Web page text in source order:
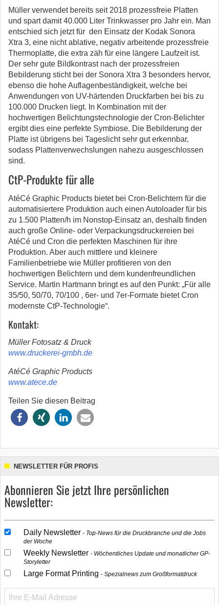
Müller verwendet bereits seit 2018 prozessfreie Platten
und spart damit 40.000 Liter Trinkwasser pro Jahr ein. Man
entschied sich jetzt für den Einsatz der Kodak Sonora
Xtra 3, eine nicht ablative, negativ arbeitende prozessfreie
Thermoplatte, die extra zäh für eine längere Laufzeit ist.
Der sehr gute Bildkontrast nach der prozessfreien
Bebilderung sticht bei der Sonora Xtra 3 besonders hervor,
ebenso die hohe Auflagenbeständigkeit, welche bei
Anwendungen von UV-härtenden Druckfarben bei bis zu
100.000 Drucken liegt. In Kombination mit der
hochwertigen Belichtungstechnologie der Cron-Belichter
ergibt dies eine perfekte Symbiose. Die Bebilderung der
Platte ist übrigens bei Tageslicht sehr gut erkennbar,
sodass Plattenverwechslungen nahezu ausgeschlossen
sind.
CtP-Produkte für alle
AtéCé Graphic Products bietet bei Cron-Belichtern für die
automatisiertere Produktion auch einen Autoloader für bis
zu 1.500 Platten/h im Nonstop-Einsatz an, deshalb finden
auch große Online- oder Verpackungsdruckereien bei
AtéCé und Cron die perfekten Maschinen für ihre
Produktion. Aber auch mittlere und kleinere
Familienbetriebe wie Müller profitieren von den
hochwertigen Belichtern und dem kundenfreundlichen
Service. Martin Hartmann bringt es auf den Punkt: „Für alle
35/50, 50/70, 70/100 , 6er- und 7er-Formate bietet Cron
modernste CtP-Technologie“.
Kontakt:
Müller Fotosatz & Druck
www.druckerei-gmbh.de
AtéCé Graphic Products
www.atece.de
Teilen Sie diesen Beitrag
NEWSLETTER FÜR PROFIS
Abonnieren Sie jetzt Ihre persönlichen
Newsletter:
Daily Newsletter
Top-News für die Druckbranche und die Jobs
der Woche
Weekly Newsletter
Wöchentliches Update und monatlicher GP-
Storyletter
Large Format Printing Spezialnews zum Großformatdruck